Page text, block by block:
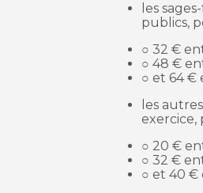
les
publics,
○ 32 €
○ 48 €
○ et 64 €
les
exercice,
○ 20 €
○ 32 €
○ et 40 €